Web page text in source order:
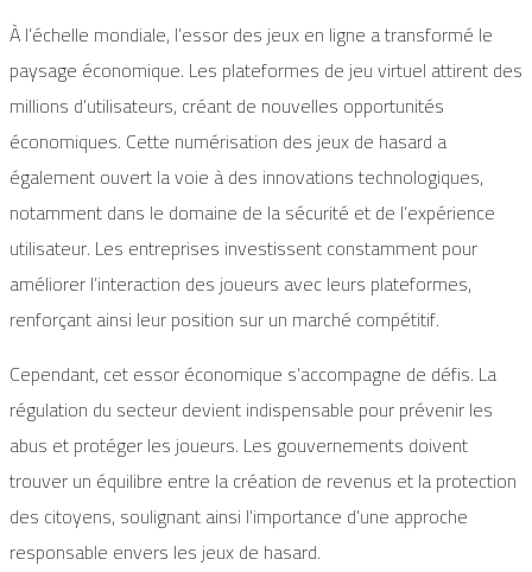
À l’échelle mondiale, l’essor des jeux en ligne a transformé le
paysage économique. Les plateformes de jeu virtuel attirent des
millions d’utilisateurs, créant de nouvelles opportunités
économiques. Cette numérisation des jeux de hasard a
également ouvert la voie à des innovations technologiques,
notamment dans le domaine de la sécurité et de l’expérience
utilisateur. Les entreprises investissent constamment pour
améliorer l’interaction des joueurs avec leurs plateformes,
renforçant ainsi leur position sur un marché compétitif.
Cependant, cet essor économique s’accompagne de défis. La
régulation du secteur devient indispensable pour prévenir les
abus et protéger les joueurs. Les gouvernements doivent
trouver un équilibre entre la création de revenus et la protection
des citoyens, soulignant ainsi l’importance d’une approche
responsable envers les jeux de hasard.